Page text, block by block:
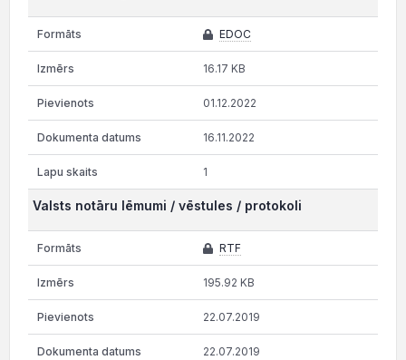
EDOC
16.17 KB
01.12.2022
16.11.2022
1
Valsts notāru lēmumi / vēstules / protokoli
RTF
195.92 KB
22.07.2019
22.07.2019